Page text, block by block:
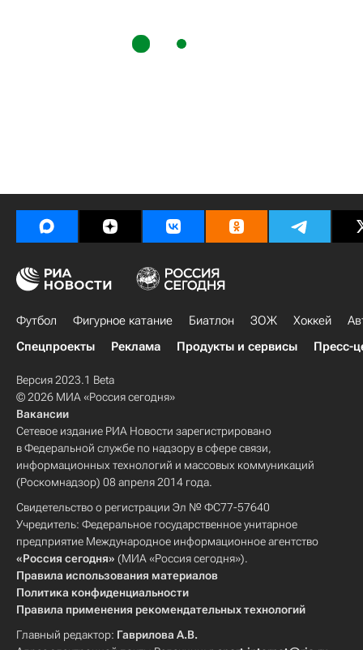
Футбол Фигурное катание Биатлон ЗОЖ Хоккей
Спецпроекты
Реклама Продукты и сервисы Пресс-
Версия 2023.1 Beta
© 2026 МИА «Россия сегодня»
Вакансии
Сетевое издание РИА Новости зарегистрировано
в Федеральной службе по надзору в сфере связи,
информационных технологий и массовых коммуникаций
(Роскомнадзор) 08 апреля 2014 года.
Свидетельство о регистрации Эл № ФС77-57640
Учредитель: Федеральное государственное унитарное
предприятие Международное информационное агентство
«Россия сегодня» (МИА «Россия сегодня»).
Правила использования материалов
Политика конфиденциальности
Правила применения рекомендательных технологий
Главный редактор: Гаврилова А.В.